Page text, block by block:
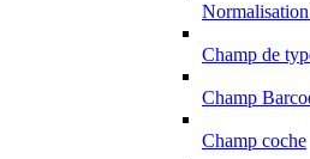
Champ de
Champ
Champ coche